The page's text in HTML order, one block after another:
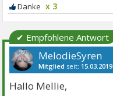
x 3
✔ Empfohlene Antwort
MelodieSyren
Mitglied seit: 15.03.2019
Hallo Mellie,